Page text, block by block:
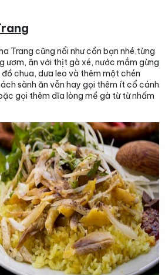
Trang cũng nổi như cồn bạn nhé,từng
ươm, ăn với thịt gà xé, nước mắm gừng
chua, dưa leo và thêm một chén
sành ăn vẫn hay gọi thêm ít cổ cánh
gọi thêm dĩa lòng mề gà từ từ nhấm